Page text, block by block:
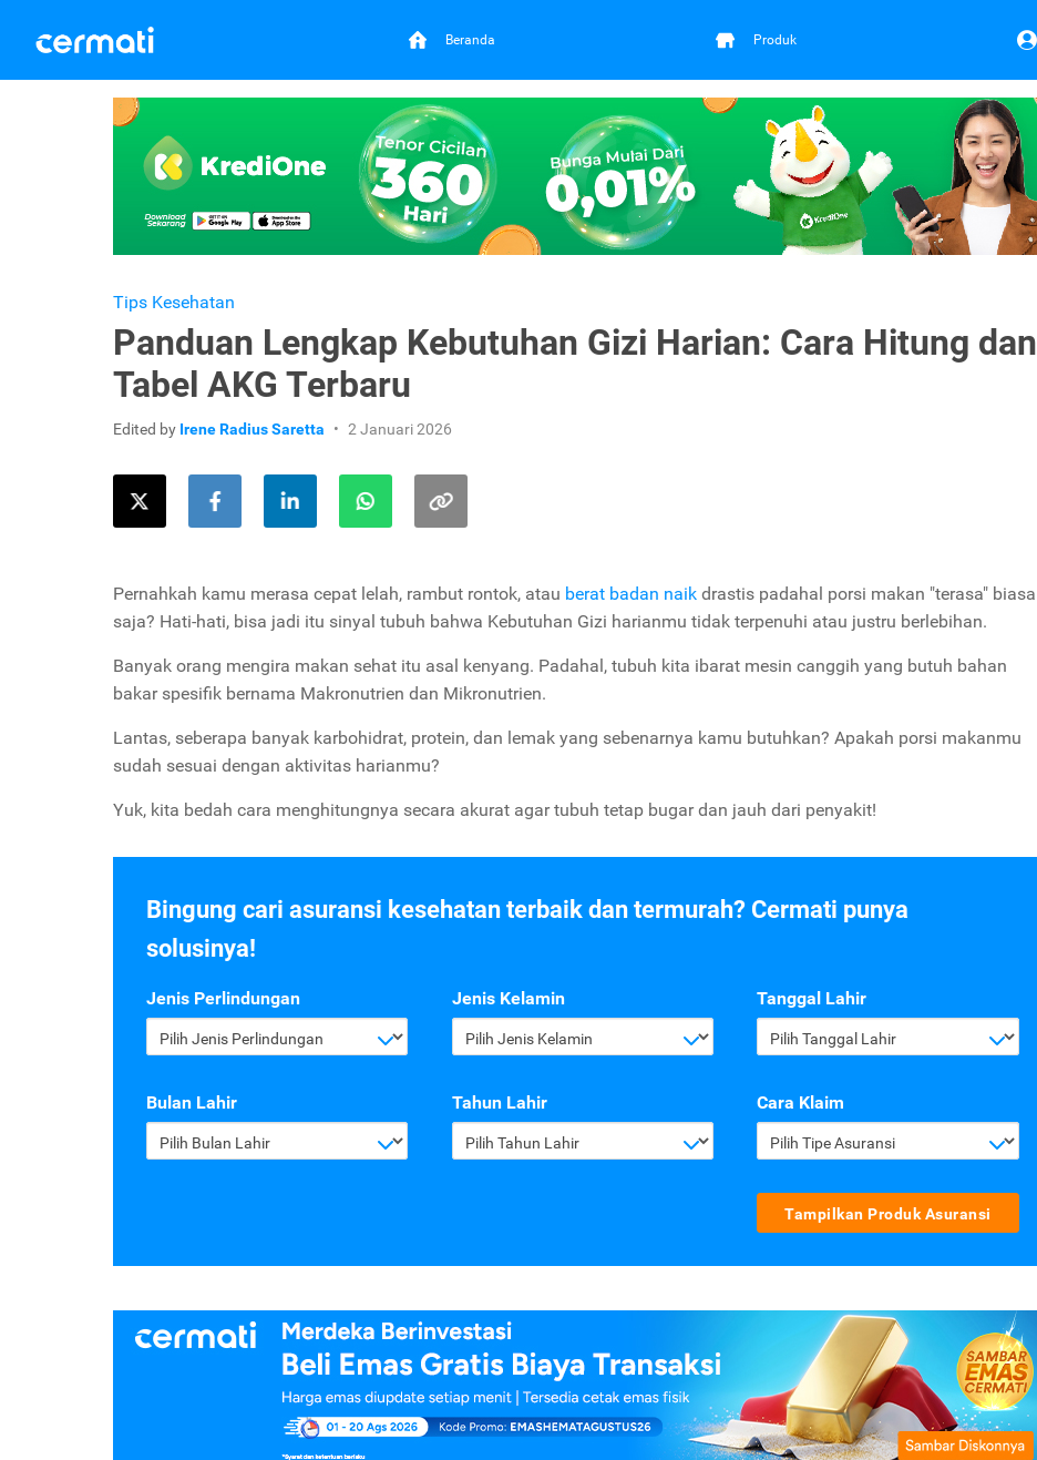
Beranda Produk
Tips Kesehatan
Panduan Lengkap Kebutuhan Gizi Harian: Cara Hitung dan
Tabel AKG Terbaru
Edited by Irene Radius Saretta 2 Januari 2026
Pernahkah kamu merasa cepat lelah, rambut rontok, atau berat badan naik drastis padahal porsi makan "terasa" biasa
saja? Hati-hati, bisa jadi itu sinyal tubuh bahwa Kebutuhan Gizi harianmu tidak terpenuhi atau justru berlebihan.
Banyak orang mengira makan sehat itu asal kenyang. Padahal, tubuh kita ibarat mesin canggih yang butuh bahan
bakar spesifik bernama Makronutrien dan Mikronutrien.
Lantas, seberapa banyak karbohidrat, protein, dan lemak yang sebenarnya kamu butuhkan? Apakah porsi makanmu
sudah sesuai dengan aktivitas harianmu?
Yuk, kita bedah cara menghitungnya secara akurat agar tubuh tetap bugar dan jauh dari penyakit!
Bingung cari asuransi kesehatan terbaik dan termurah? Cermati punya
solusinya!
Jenis Perlindungan
Pilih Jenis Perlindungan
Jenis Kelamin
Pilih Jenis Kelamin
Tanggal Lahir
Pilih Tanggal Lahir
Bulan Lahir
Pilih Bulan Lahir
Tahun Lahir
Pilih Tahun Lahir
Cara Klaim
Pilih Tipe Asuransi
Tampilkan Produk Asuransi